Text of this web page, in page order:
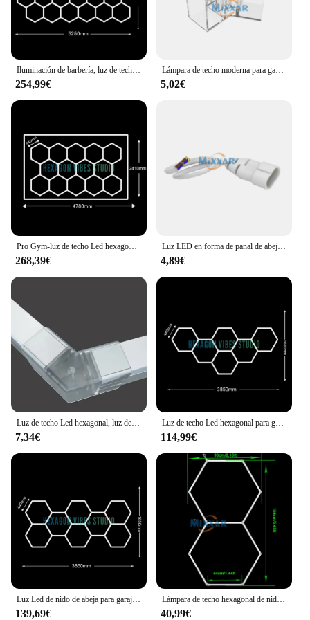
Iluminación de barbería, luz de techo Led hexagonal, 110V-240V, luces de tubo Led de panal para taller de reparación de garaje, iluminación de gimnasio
254,99€
Lámpara de techo moderna para garaje, tubo de luz empalmado Hexagonal, 110V-240V, LED, accesorios de iluminación para interiores, ZK20
5,02€
268,39€
Luz LED en forma de panal de abeja para garaje, tubo Hexagonal, iluminación de techo, taller de reparación de automóviles, iluminación interior, ZK50
4,89€
7,34€
Luz de techo Led hexagonal para garaje, luces de tubo de panal de abeja para reparación de detalles de automóviles, iluminación de taller, 110V-240V
114,99€
139,69€
Lámpara de techo hexagonal de nido de abeja para coche, iluminación de estación de belleza de lavado, luz Led hexagonal para garaje, detalles automáticos, ZK20, 110V-240V
40,99€